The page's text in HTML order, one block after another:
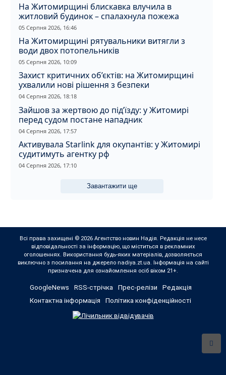
На Житомирщині блискавка влучила в
житловий будинок – спалахнула пожежа
05 Серпня 2026, 16:46
На Житомирщині рятувальники витягли з
води двох потопельників
05 Серпня 2026, 10:09
Захист критичних об’єктів: на Житомирщині
ухвалили нові рішення з безпеки
04 Серпня 2026, 18:18
Зайшов за жертвою до під’їзду: у Житомирі
перед судом постане нападник
04 Серпня 2026, 17:57
Активувала Starlink для окупантів: у Житомирі
судитимуть агентку рф
04 Серпня 2026, 17:10
Завантажити ще
Всі права захищені © 2026 Агентство новин Надія. Редакція не несе
відповідальності за інформацію, що міститься в рекламних
оголошеннях. Використання будь-яких матеріалів, дозволяється
виключно з посилання на джерело nadiya.zt.ua. Інформація на сайті
призначена для ознайомлення осіб віком 21+.
GoogleNews RSS-стрічка Прес-релізи
Редакція
Контактна інформація
Політика конфіденційності